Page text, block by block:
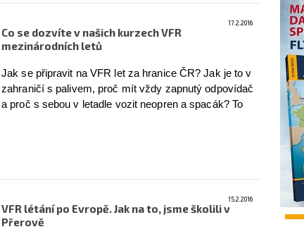
17.2.2016
Co se dozvíte v našich kurzech VFR
mezinárodních letů
Jak se připravit na VFR let za hranice ČR? Jak je to v
zahraničí s palivem, proč mít vždy zapnutý odpovídač
a proč s sebou v letadle vozit neopren a spacák? To
15.2.2016
VFR létání po Evropě. Jak na to, jsme školili v
Přerově
1